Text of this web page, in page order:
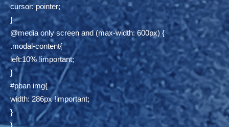
cursor: pointer;
}
@media only screen and (max-width: 600px) {
.modal-content{
left:10% !important;
}
#pban img{
width: 286px !important;
}
}